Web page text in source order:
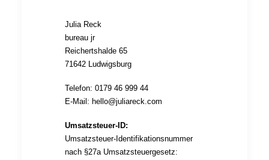
Julia Reck
bureau jr
Reichertshalde 65
71642 Ludwigsburg
Telefon: 0179 46 999 44
E-Mail: hello@juliareck.com
Umsatzsteuer-ID:
Umsatzsteuer-Identifikationsnummer
nach §27a Umsatzsteuergesetz: